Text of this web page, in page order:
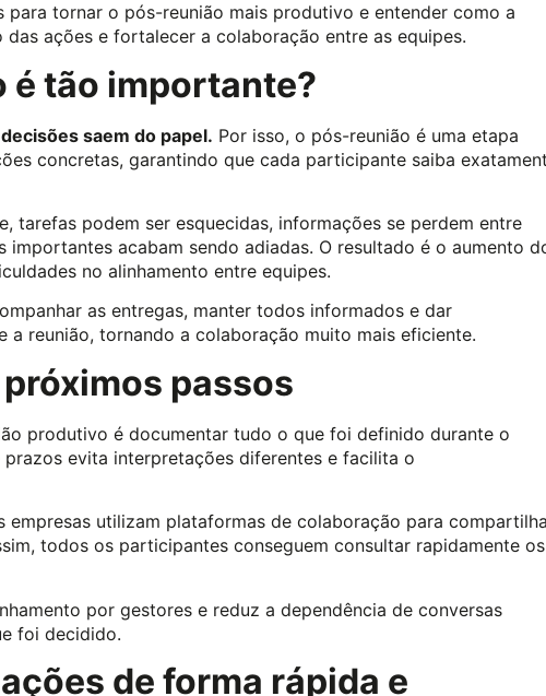
tornar o pós-reunião mais produtivo e entender como a
ações e fortalecer a colaboração entre as equipes.
é tão importante?
saem do papel. Por isso, o pós-reunião é uma etapa
concretas, garantindo que cada participante saiba
tarefas podem ser esquecidas, informações se perdem entre
acabam sendo adiadas. O resultado é o aumento
no alinhamento entre equipes.
as entregas, manter todos informados e dar
reunião, tornando a colaboração muito mais eficiente.
passos
produtivo é documentar tudo o que foi definido durante o
evita interpretações diferentes e facilita o
empresas utilizam plataformas de colaboração para
todos os participantes conseguem consultar rapidamente os
por gestores e reduz a dependência de conversas
foi decidido.
de forma rápida e